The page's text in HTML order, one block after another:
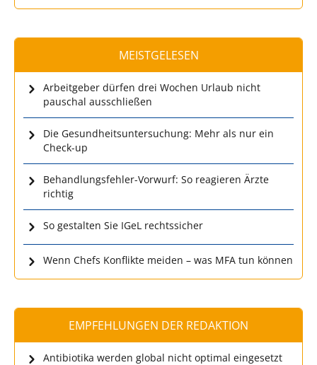
MEISTGELESEN
Arbeitgeber dürfen drei Wochen Urlaub nicht
pauschal ausschließen
Die Gesundheitsuntersuchung: Mehr als nur ein
Check-up
Behandlungsfehler-Vorwurf: So reagieren Ärzte
richtig
So gestalten Sie IGeL rechtssicher
Wenn Chefs Konflikte meiden – was MFA tun können
EMPFEHLUNGEN DER REDAKTION
Antibiotika werden global nicht optimal eingesetzt